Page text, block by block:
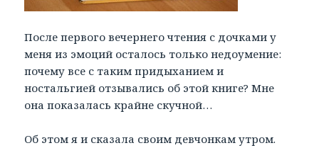
После первого вечернего чтения с дочками у
меня из эмоций осталось только недоумение:
почему все с таким придыханием и
ностальгией отзывались об этой книге? Мне
она показалась крайне скучной…
Об этом я и сказала своим девчонкам утром.